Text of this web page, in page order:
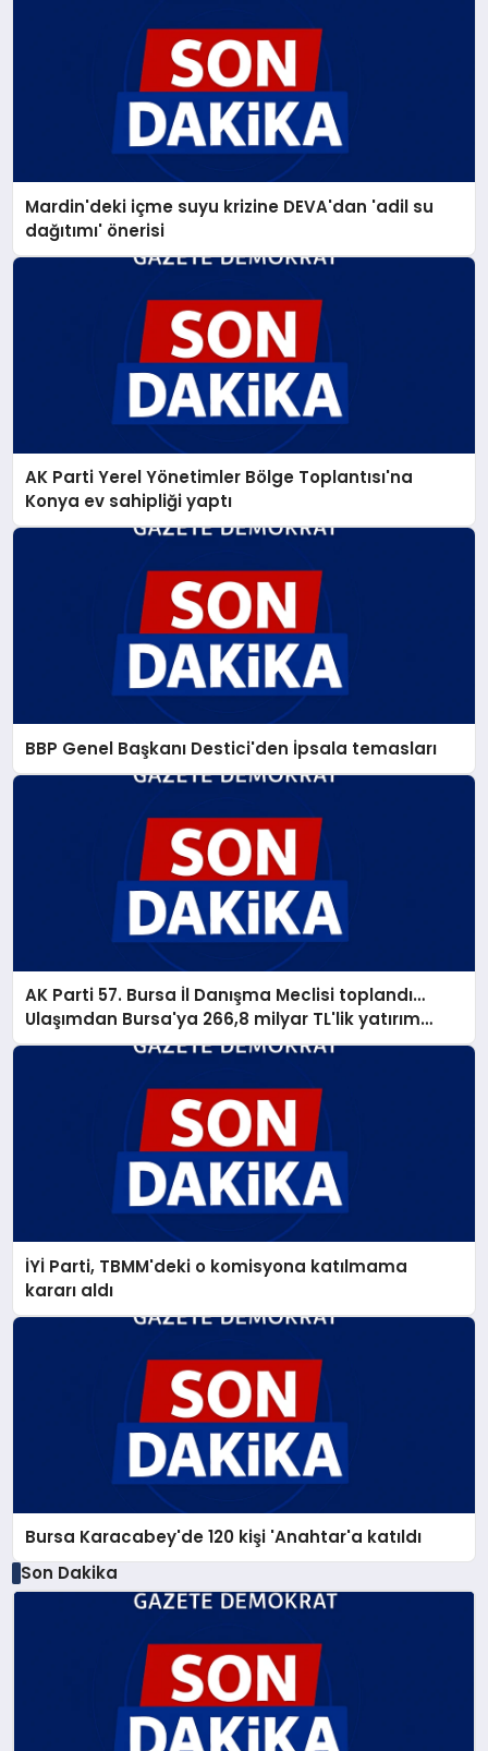
Mardin'deki içme suyu krizine DEVA'dan 'adil su
dağıtımı' önerisi
AK Parti Yerel Yönetimler Bölge Toplantısı'na
Konya ev sahipliği yaptı
BBP Genel Başkanı Destici'den İpsala temasları
AK Parti 57. Bursa İl Danışma Meclisi toplandı…
Ulaşımdan Bursa'ya 266,8 milyar TL'lik yatırım
müjdesi
İYİ Parti, TBMM'deki o komisyona katılmama
kararı aldı
Bursa Karacabey'de 120 kişi 'Anahtar'a katıldı
Son Dakika